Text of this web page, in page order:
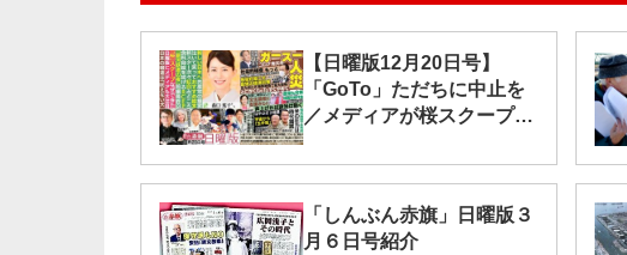
【日曜版12月20日号】
「GoTo」ただちに中止を
／メディアが桜スクープに
「しんぶん赤旗」日曜版３
月６日号紹介